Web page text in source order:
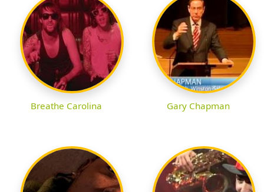
Breathe Carolina Gary Chapman